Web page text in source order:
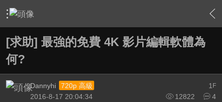
› 影片創作區 › 剪接軟硬體討論區 › 內容
[求助] 最強的免費 4K 影片編輯軟體為
何?
1 F
Dannyhi
720p 高級
12822
4
2016-8-17 20:04:34